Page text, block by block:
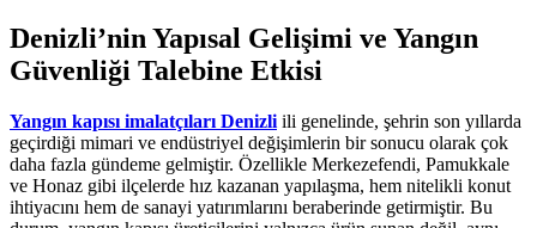
Denizli’nin Yapısal Gelişimi ve Yangın
Güvenliği Talebine Etkisi
Yangın kapısı imalatçıları Denizli ili genelinde, şehrin son yıllarda
geçirdiği mimari ve endüstriyel değişimlerin bir sonucu olarak çok
daha fazla gündeme gelmiştir. Özellikle Merkezefendi, Pamukkale
ve Honaz gibi ilçelerde hız kazanan yapılaşma, hem nitelikli konut
ihtiyacını hem de sanayi yatırımlarını beraberinde getirmiştir. Bu